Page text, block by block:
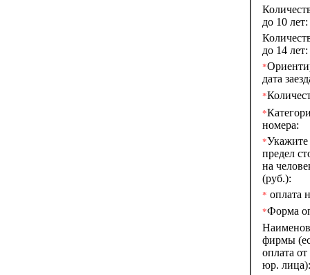
до 10 лет:
до 14 лет:
*
дата
*
*
номера:
*
предел
на
(руб.):
* оплата
*Форма
фирмы
оплата
юр. лица):